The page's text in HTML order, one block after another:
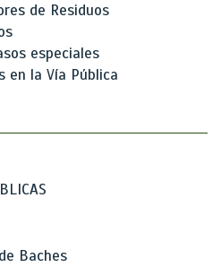
de Residuos
especiales
en la Vía Pública
Baches